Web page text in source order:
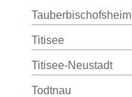
Tauberbischofsheim
Titisee
Titisee-Neustadt
Todtnau